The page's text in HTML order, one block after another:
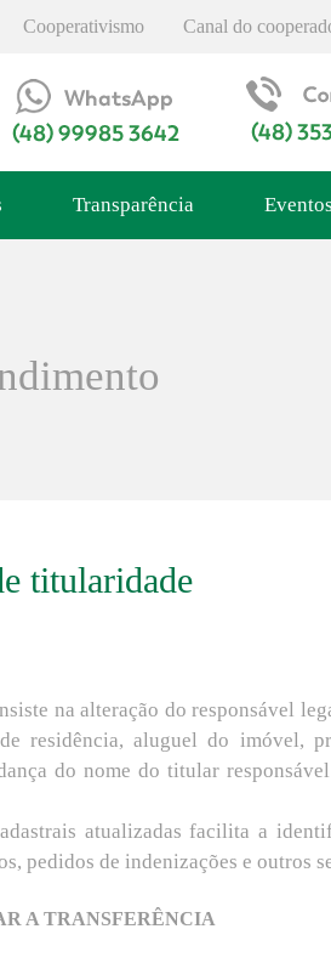
Cooperativismo Canal do
Transparência Eventos
titularidade
na alteração do responsável
residência, aluguel do imóvel,
do nome do titular
atualizadas facilita a
pedidos de indenizações e outros
A TRANSFERÊNCIA